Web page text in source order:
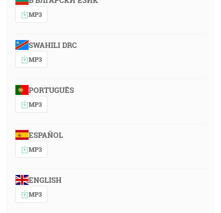
MP3
SWAHILI DRC
MP3
PORTUGUÊS
MP3
ESPAÑOL
MP3
ENGLISH
MP3